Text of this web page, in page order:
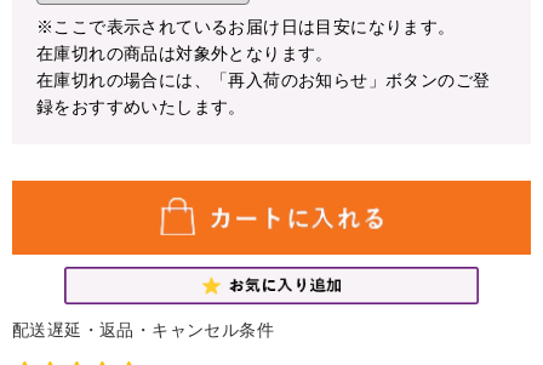
することをおすすめいたします。
天候・気温などを確認させて頂き、こちらから配送の時期
をご相談をさせて頂く場合もございますので予めご了承く
ださい。
ご迷惑をお掛けいたしますが、宜しくお願いいたします。
※ここで表示されているお届け日は目安になります。
在庫切れの商品は対象外となります。
在庫切れの場合には、「再入荷のお知らせ」ボタンのご登
録をおすすめいたします。
配送遅延・返品・キャンセル条件